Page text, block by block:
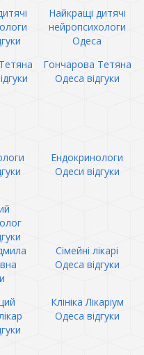
Найкращі дитячі
нейропсихологи
Одеса
Гончарова Тетяна
Одеса відгуки
Ендокринологи
Одеси відгуки
Сімейні лікарі
Одеса відгуки
Клініка Лікаріум
Одеса відгуки